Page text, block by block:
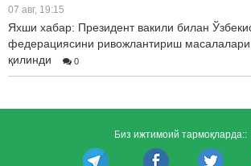
07 авг, 19:15
Яхши хабар: Президент вакили билан
федерациясини ривожлантириш
қилинди
0
Биз ижтимоий тармоқларда::